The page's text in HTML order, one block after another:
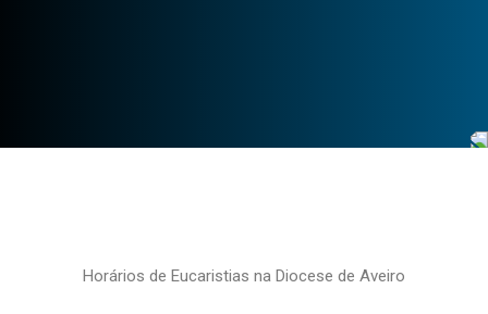
Horários de Eucaristias na Diocese de Aveiro